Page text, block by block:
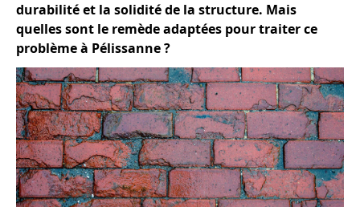
durabilité et la solidité de la structure. Mais
quelles sont le remède adaptées pour traiter ce
problème à Pélissanne ?